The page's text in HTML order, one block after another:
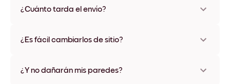
materiales y colores de marco, incluidas opciones sin marco y
¿Cuánto tarda el envío?
disponibles en algunos países. Te enviaremos un número de
¿Es fácil cambiarlos de sitio?
ningún daño
¿Y no dañarán mis paredes?